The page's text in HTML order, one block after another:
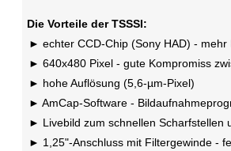
Die Vorteile der TSSSI:
echter CCD-Chip (Sony HAD) -
640x480 Pixel - gute Kompromiss
hohe Auflösung (5,6-µm-Pixel)
AmCap-Software -
Livebild zum schnellen Scharfstellen
1,25"-Anschluss mit Filtergewinde -